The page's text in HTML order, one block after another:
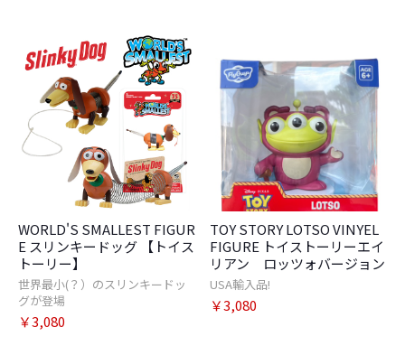
WORLD'S SMALLEST FIGUR
E スリンキードッグ 【トイス
トーリー】
世界最小(？）のスリンキードッ
グが登場
￥3,080
TOY STORY LOTSO VINYEL
FIGURE トイストーリーエイ
リアン ロッツォバージョン
USA輸入品!
￥3,080